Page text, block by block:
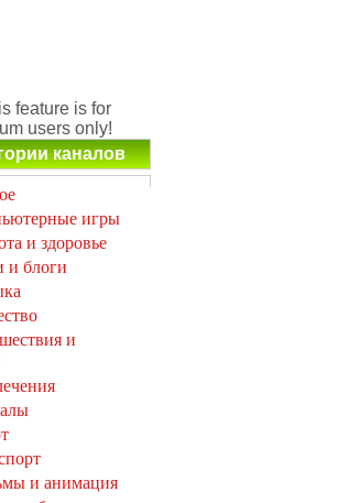
feature is for
users only!
каналов
игры
и здоровье
и блоги
и
и анимация